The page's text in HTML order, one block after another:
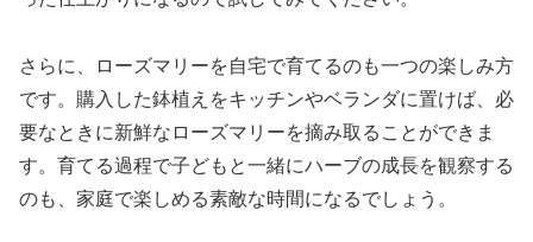
さらに、ローズマリーを自宅で育てるのも一つの楽しみ方
です。購入した鉢植えをキッチンやベランダに置けば、必
要なときに新鮮なローズマリーを摘み取ることができま
す。育てる過程で子どもと一緒にハーブの成長を観察する
のも、家庭で楽しめる素敵な時間になるでしょう。